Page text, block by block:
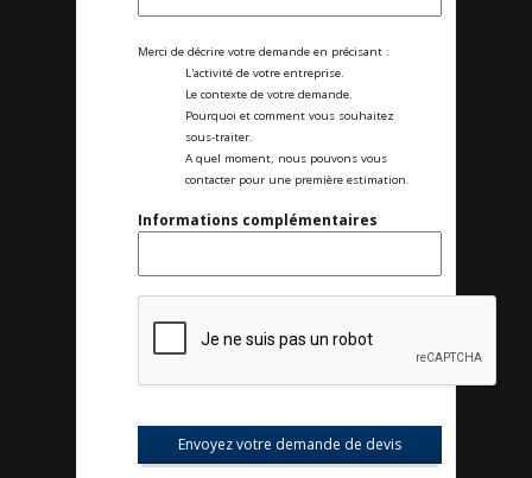
Merci de décrire votre demande en précisant :
L'activité de votre entreprise.
Le contexte de votre demande.
Pourquoi et comment vous souhaitez
sous-traiter.
A quel moment, nous pouvons vous
contacter pour une première estimation.
Informations complémentaires